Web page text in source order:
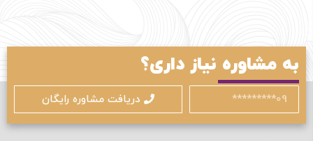
به مشاوره نیاز داری؟
دریافت مشاوره رایگان